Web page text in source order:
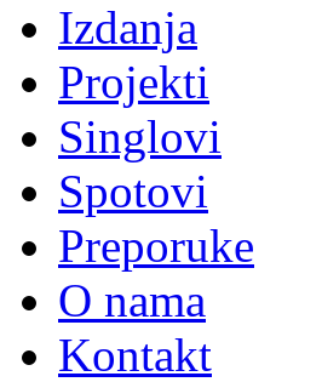
Izdanja
Projekti
Singlovi
Spotovi
Preporuke
O nama
Kontakt